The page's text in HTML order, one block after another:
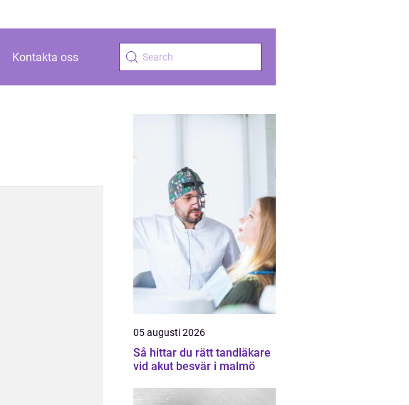
Kontakta oss
05 augusti 2026
Så hittar du rätt tandläkare
vid akut besvär i malmö